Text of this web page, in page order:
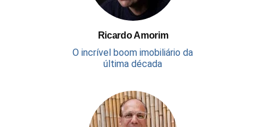
Ricardo Amorim
O incrível boom imobiliário da
última década